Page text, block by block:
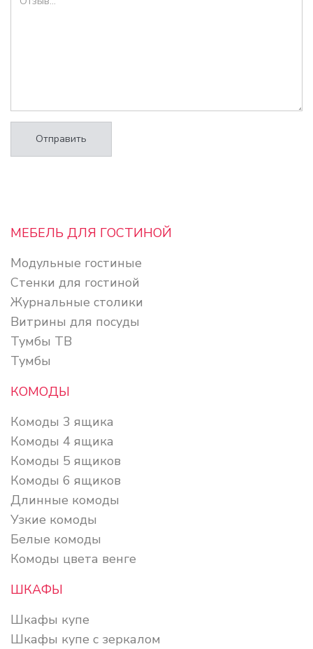
Отправить
МЕБЕЛЬ ДЛЯ ГОСТИНОЙ
Модульные гостиные
Стенки для гостиной
Журнальные столики
Витрины для посуды
Тумбы ТВ
Тумбы
КОМОДЫ
Комоды 3 ящика
Комоды 4 ящика
Комоды 5 ящиков
Комоды 6 ящиков
Длинные комоды
Узкие комоды
Белые комоды
Комоды цвета венге
ШКАФЫ
Шкафы купе
Шкафы купе с зеркалом